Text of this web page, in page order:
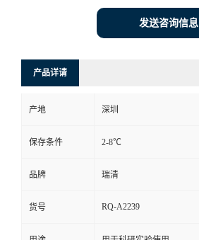
发送咨询信息
产品详请
产地 深圳
保存条件 2-8℃
品牌 瑞清
货号 RQ-A2239